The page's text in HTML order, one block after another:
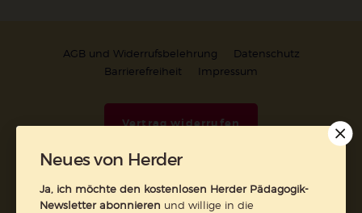
AGB und Widerrufsbelehrung
Datenschutz
Barrierefreiheit
Impressum
Vertrag widerrufen
Abo online kündigen
Neues von Herder
Ja, ich möchte den kostenlosen Herder Pädagogik-
Newsletter abonnieren und willige in die